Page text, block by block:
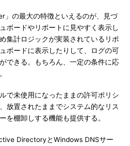
の最大の特徴といえるのが、見づ
ボードやリポートに見やすく表示し
集計ロジックが実装されているリポ
ボードに表示したりして、ログの可
できる。もちろん、一定の条件に応
で未使用になったままの許可ポリシ
放置されたままでシステム的なリス
を棚卸しする機能も提供する。
DirectoryとWindows DNSサー